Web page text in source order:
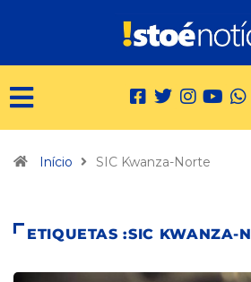
Início SIC Kwanza-Norte
ETIQUETAS :SIC KWANZA-